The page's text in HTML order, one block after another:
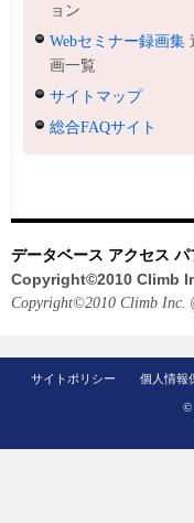
ョン
Webセミナー録画集
画一覧
サイトマップ
総合FAQサイト
データベース アクセス
Copyright©2010 Climb
Copyright©2010 Climb Inc.
サイトポリシー 個人情報
©